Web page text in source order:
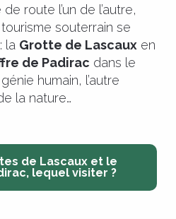
route l’un de l’autre,
souterrain se
la Grotte de Lascaux en
de Padirac dans le
humain, l’autre
la nature…
de Lascaux et le
lequel visiter ?